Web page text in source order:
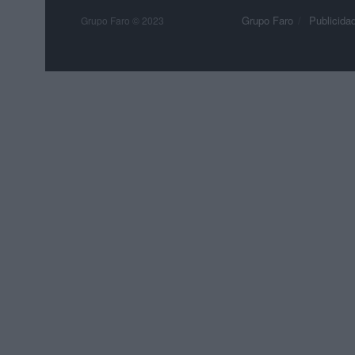
Grupo Faro Publicidad
Grupo Faro © 2023